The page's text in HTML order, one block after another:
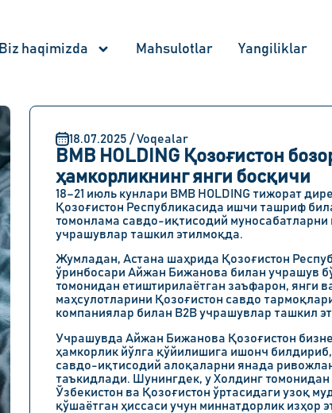
Biz haqimizda Mahsulotlar Yangiliklar
18.07.2025 / Voqealar
BMB HOLDING Қозоғистон
ҳамкорликнинг янги босқичи
18–21 июль кунлари BMB HOLDING тижорат
Қозоғистон Республикасида ишчи ташриф
томонлама савдо-иқтисодий муносабатларни
учрашувлар ташкил этилмоқда.
Жумладан, Астана шаҳрида Қозоғистон
ўринбосари Айжан Бижанова билан учрашув
томонидан етиштирилаётган заъфарон, янги
маҳсулотларини Қозоғистон савдо
компаниялар билан B2B учрашувлар ташкил
Учрашувда Айжан Бижанова Қозоғистон
ҳамкорлик йўлга қўйилишига ишонч
савдо-иқтисодий алоқаларни янада
таъкидлади. Шунингдек, у Холдинг
Ўзбекистон ва Қозоғистон ўртасидаги узоқ
қўшаётган ҳиссаси учун миннатдорлик изҳор